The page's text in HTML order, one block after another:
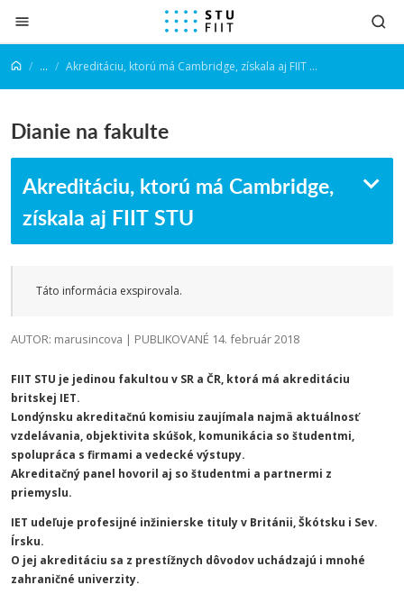
Prejsť na obsah
... Akreditáciu, ktorú má Cambridge, získala aj FIIT STU
Dianie na fakulte
Akreditáciu, ktorú má Cambridge,
získala aj FIIT STU
Táto informácia exspirovala.
AUTOR: marusincova | PUBLIKOVANÉ 14. február 2018
FIIT STU je jedinou fakultou v SR a ČR, ktorá má akreditáciu
britskej IET.
Londýnsku akreditačnú komisiu zaujímala najmä aktuálnosť
vzdelávania, objektivita skúšok, komunikácia so študentmi,
spolupráca s firmami a vedecké výstupy.
Akreditačný panel hovoril aj so študentmi a partnermi z
priemyslu.
IET udeľuje profesijné inžinierske tituly v Británii, Škótsku i Sev.
Írsku.
O jej akreditáciu sa z prestížnych dôvodov uchádzajú i mnohé
zahraničné univerzity.